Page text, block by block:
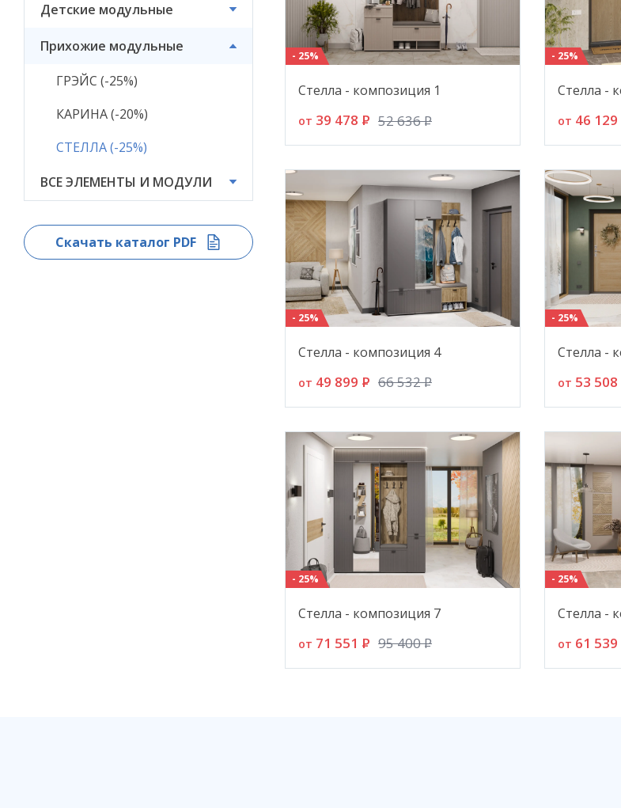
ВСЕ ЭЛЕМЕНТЫ И
МОДУЛИ
Детские модульные
Прихожие модульные
ГРЭЙС (-25%)
КАРИНА (-20%)
СТЕЛЛА (-25%)
ВСЕ ЭЛЕМЕНТЫ И МОДУЛИ
Скачать каталог PDF
- 25%
Стелла - композиция 1
от 39 478 P 52 636P
- 25%
Стелла -
от 46 129
- 25%
Стелла - композиция 4
от 49 899 P 66 532P
- 25%
Стелла -
от 53 508
- 25%
Стелла - композиция 7
от 71 551 P 95 400P
- 25%
Стелла -
от 61 539